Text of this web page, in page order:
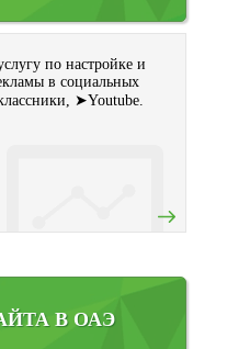
по настройке и
в социальных
➤Youtube.
В ОАЭ